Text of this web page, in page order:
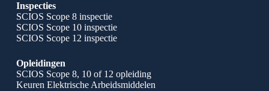
Inspecties
SCIOS Scope 8 inspectie
SCIOS Scope 10 inspectie
SCIOS Scope 12 inspectie
Opleidingen
SCIOS Scope 8, 10 of 12 opleiding
Keuren Elektrische Arbeidsmiddelen